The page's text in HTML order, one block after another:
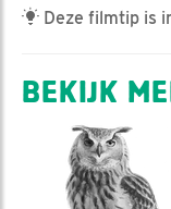
Deze filmtip is
BEKIJK